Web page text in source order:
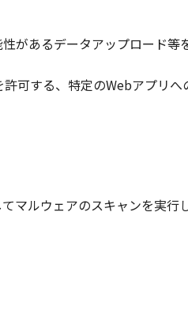
があるデータアップロード等
可する、特定のWebアプリへ
ルウェアのスキャンを実行